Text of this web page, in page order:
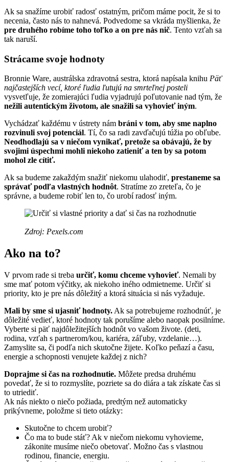
Ak sa snažíme urobiť radosť ostatným, pričom máme pocit, že si to
necenia, často nás to nahnevá. Podvedome sa vkráda myšlienka, že
pre druhého robíme toho toľko a on pre nás nič. Tento vzťah sa
tak naruší.
Strácame svoje hodnoty
Bronnie Ware, austrálska zdravotná sestra, ktorá napísala knihu Päť
najčastejších vecí, ktoré ľudia ľutujú na smrteľnej posteli
vysvetľuje, že zomierajúci ľudia vyjadrujú poľutovanie nad tým, že
nežili autentickým životom, ale snažili sa vyhovieť iným.
Vychádzať každému v ústrety nám bráni v tom, aby sme naplno
rozvinuli svoj potenciál. Tí, čo sa radi zavďačujú túžia po obľube.
Neodhodlajú sa v niečom vynikať, pretože sa obávajú, že by
svojimi úspechmi mohli niekoho zatieniť a ten by sa potom
mohol zle cítiť.
Ak sa budeme zakaždým snažiť niekomu ulahodiť, prestaneme sa
správať podľa vlastných hodnôt. Stratíme zo zreteľa, čo je
správne, a budeme robiť len to, čo urobí radosť iným.
Zdroj: Pexels.com
Ako na to?
V prvom rade si treba určiť, komu chceme vyhovieť. Nemali by
sme mať potom výčitky, ak niekoho iného odmietneme. Určiť si
priority, kto je pre nás dôležitý a ktorá situácia si nás vyžaduje.
Mali by sme si ujasniť hodnoty. Ak sa potrebujeme rozhodnúť, je
dôležité vedieť, ktoré hodnoty tak porušíme alebo naopak posilníme.
Vyberte si päť najdôležitejších hodnôt vo vašom živote. (deti,
rodina, vzťah s partnerom/kou, kariéra, záľuby, vzdelanie…).
Zamyslite sa, či podľa nich skutočne žijete. Koľko peňazí a času,
energie a schopnosti venujete každej z nich?
Doprajme si čas na rozhodnutie. Môžete predsa druhému
povedať, že si to rozmyslíte, pozriete sa do diára a tak získate čas si
to utriediť.
Ak nás niekto o niečo požiada, predtým než automaticky
prikývneme, položme si tieto otázky:
Skutočne to chcem urobiť?
Čo ma to bude stáť? Ak v niečom niekomu vyhovieme,
zákonite musíme niečo obetovať. Možno čas s vlastnou
rodinou, financie, energiu.